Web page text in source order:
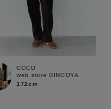
COCO
web store BINGOYA
172cm